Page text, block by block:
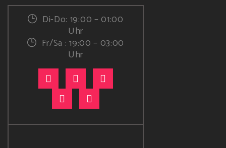
Di-Do: 19:00 – 01:00
Uhr
Fr/Sa : 19:00 – 03:00
Uhr